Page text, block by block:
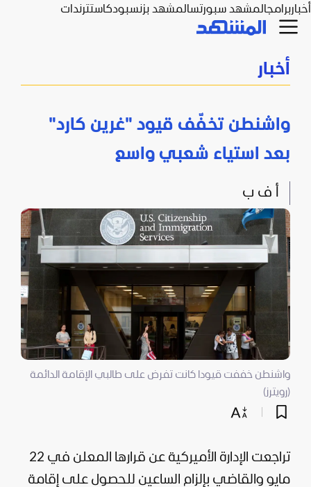
أخباربرامجالمشهد سبورتسالمشهد بزنسبودكاستترندات
أخبار
واشنطن تخفّف قيود "غرين كارد"
بعد استياء شعبي واسع
أ ف ب
واشنطن خففت قيودا كانت تفرض على طالبي الإقامة الدائمة
(رويترز)
تراجعت الإدارة الأميركية عن قرارها المعلن في 22
مايو والقاضي بإلزام الساعين للحصول على إقامة